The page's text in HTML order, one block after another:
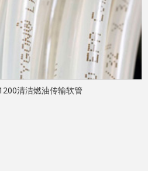
清洁燃油传输软管